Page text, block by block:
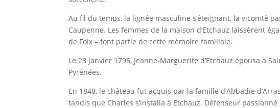
Au fil du temps, la lignée masculine s’éteignant, la vicomté
Caupenne. Les femmes de la maison d’Etchauz laissèrent
de Foix – font partie de cette mémoire familiale.
Le 23 janvier 1795, Jeanne-Marguerite d’Etchauz épousa à
Pyrénées.
En 1848, le château fut acquis par la famille d’Abbadie
tandis que Charles s’installa à Etchauz. Défenseur